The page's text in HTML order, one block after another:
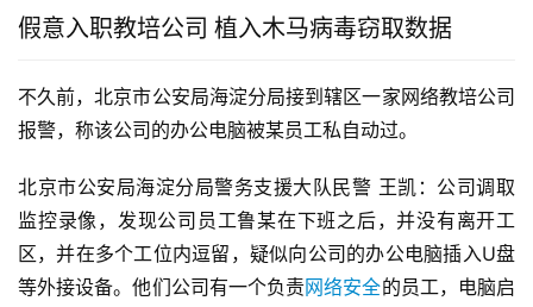
假意入职教培公司 植入木马病毒窃取数据
不久前，北京市公安局海淀分局接到辖区一家网络教培公司
报警，称该公司的办公电脑被某员工私自动过。
北京市公安局海淀分局警务支援大队民警 王凯：公司调取
监控录像，发现公司员工鲁某在下班之后，并没有离开工
区，并在多个工位内逗留，疑似向公司的办公电脑插入U盘
等外接设备。他们公司有一个负责网络安全的员工，电脑启